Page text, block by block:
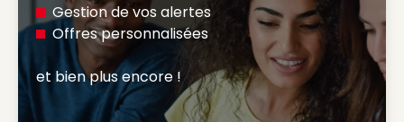
Gestion de vos alertes
Offres personnalisées
et bien plus encore !